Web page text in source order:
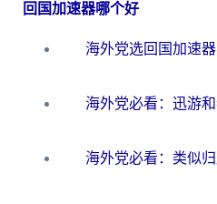
回国加速器哪个好